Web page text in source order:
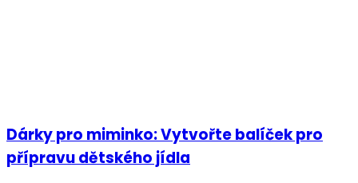
Dárky pro miminko: Vytvořte balíček pro
přípravu dětského jídla